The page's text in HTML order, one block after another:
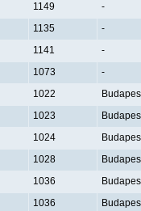
1149 -
1135 -
1141 -
1073 -
1022
1023
1024
1028
1036
1036